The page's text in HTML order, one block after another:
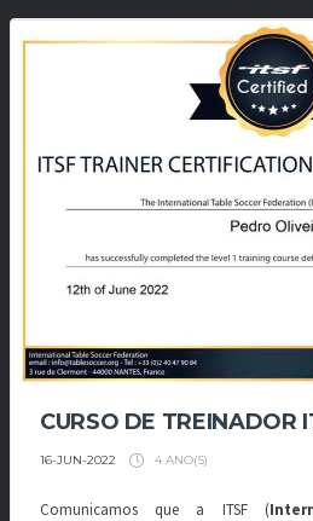
CURSO DE TREINADOR
16-JUN-2022 4 ANO(S)
Comunicamos que a ITSF (